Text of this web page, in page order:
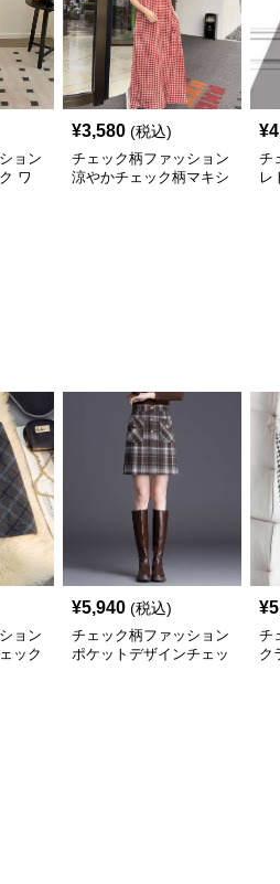
ョン
ワ
¥3,580 (税込)
チェック柄ファッション
涼やかチェック柄マキシ
¥
チ
レ
ョン
ック
¥5,940 (税込)
チェック柄ファッション
ポケットデザインチェッ
¥
チ
ク